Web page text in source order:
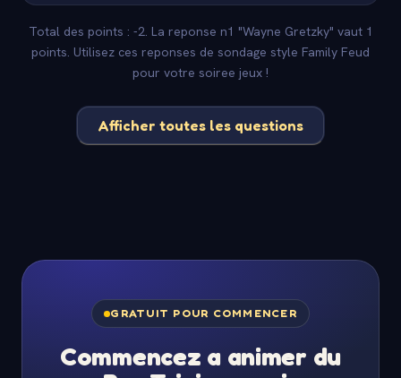
Total des points : -2. La reponse n1 "Wayne Gretzky" vaut 1
points. Utilisez ces reponses de sondage style Family Feud
pour votre soiree jeux !
Afficher toutes les questions
GRATUIT POUR COMMENCER
Commencez a animer du